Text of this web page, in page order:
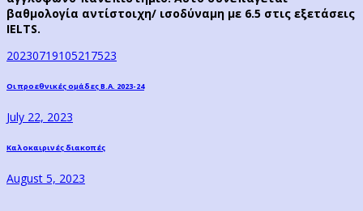
βαθμολογία αντίστοιχη/ ισοδύναμη με 6.5 στις εξετάσεις
IELTS.
20230719105217523
Post
navigation
Previous
Οι προεθνικές ομάδες Β.Α. 2023-24
July 22, 2023
Next
Καλοκαιρινές διακοπές
August 5, 2023